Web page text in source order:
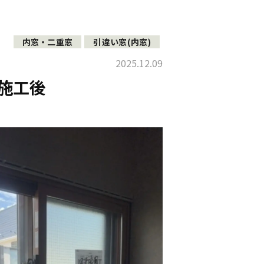
内窓・二重窓 引違い窓(内窓)
2025.12.09
工後